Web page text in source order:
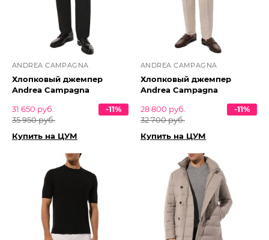
ANDREA CAMPAGNA
Хлопковый джемпер
Andrea Campagna
31 650 руб.
35 950 руб.
-11%
Купить на ЦУМ
ANDREA CAMPAGNA
Хлопковый джемпер
Andrea Campagna
28 800 руб.
32 700 руб.
-11%
Купить на ЦУМ